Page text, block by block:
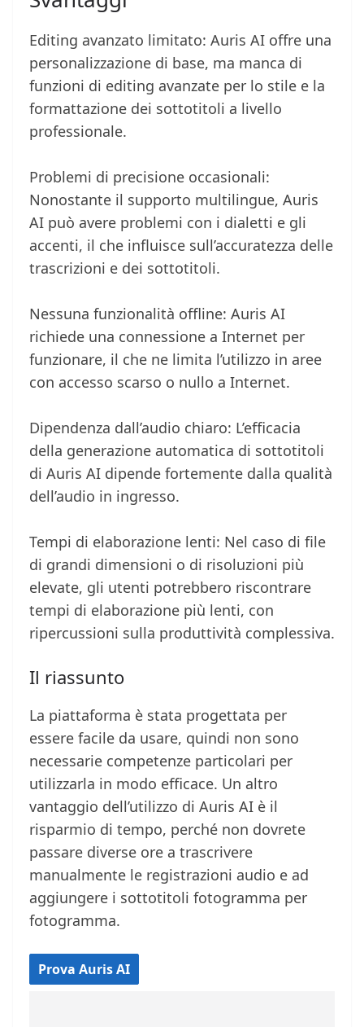
Editing avanzato limitato: Auris AI offre una
personalizzazione di base, ma manca di
funzioni di editing avanzate per lo stile e la
formattazione dei sottotitoli a livello
professionale.
Problemi di precisione occasionali:
Nonostante il supporto multilingue, Auris
AI può avere problemi con i dialetti e gli
accenti, il che influisce sull’accuratezza delle
trascrizioni e dei sottotitoli.
Nessuna funzionalità offline: Auris AI
richiede una connessione a Internet per
funzionare, il che ne limita l’utilizzo in aree
con accesso scarso o nullo a Internet.
Dipendenza dall’audio chiaro: L’efficacia
della generazione automatica di sottotitoli
di Auris AI dipende fortemente dalla qualità
dell’audio in ingresso.
Tempi di elaborazione lenti: Nel caso di file
di grandi dimensioni o di risoluzioni più
elevate, gli utenti potrebbero riscontrare
tempi di elaborazione più lenti, con
ripercussioni sulla produttività complessiva.
Il riassunto
La piattaforma è stata progettata per
essere facile da usare, quindi non sono
necessarie competenze particolari per
utilizzarla in modo efficace. Un altro
vantaggio dell’utilizzo di Auris AI è il
risparmio di tempo, perché non dovrete
passare diverse ore a trascrivere
manualmente le registrazioni audio e ad
aggiungere i sottotitoli fotogramma per
fotogramma.
Prova Auris AI